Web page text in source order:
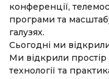
конференції,
програми та
галузях.
Сьогодні ми
Ми відкрили простір
технології та